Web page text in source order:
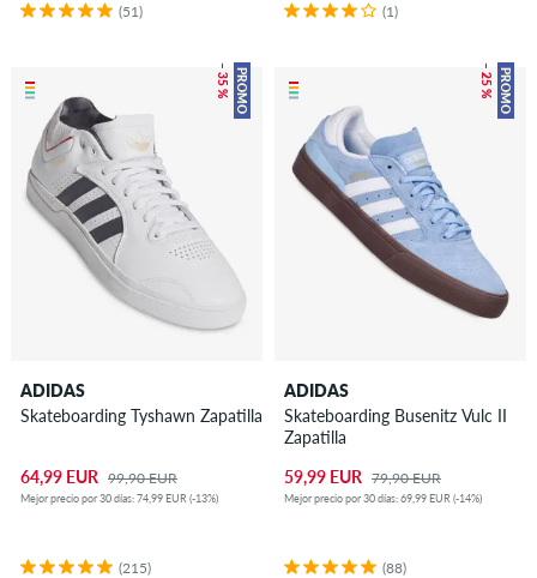
(51) (1)
PROMO
– 35 %
ADIDAS
Skateboarding Tyshawn Zapatilla
64,99 EUR 99,90 EUR
Mejor precio por 30 días: 74,99 EUR (-13%)
(215)
PROMO
– 25 %
ADIDAS
Skateboarding Busenitz Vulc II
Zapatilla
59,99 EUR 79,90 EUR
Mejor precio por 30 días: 69,99 EUR (-14%)
(88)